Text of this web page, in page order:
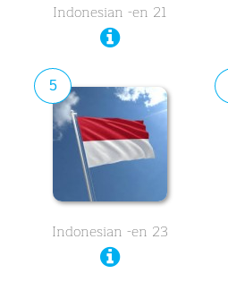
Indonesian -en 21
5
Indonesian -en 23